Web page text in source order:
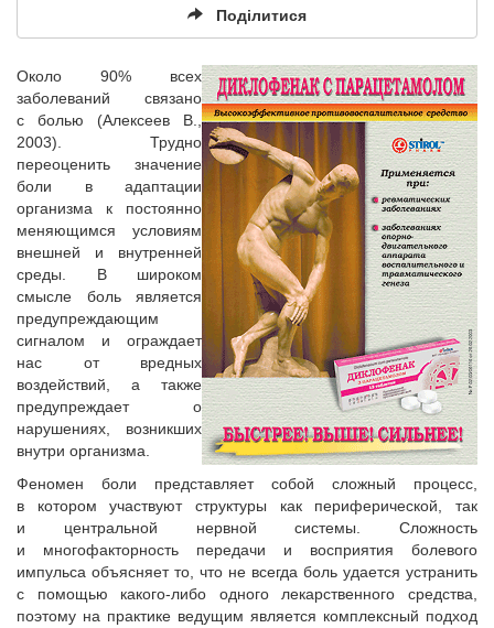
Поділитися
Около 90% всех
заболеваний связано
с болью (Алексеев В.,
2003). Трудно
переоценить значение
боли в адаптации
организма к постоянно
меняющимся условиям
внешней и внутренней
среды. В широком
смысле боль является
предупреждающим
сигналом и ограждает
нас от вредных
воздействий, а также
предупреждает о
нарушениях, возникших
внутри организма.
Феномен боли представляет собой сложный процесс,
в котором участвуют структуры как периферической, так
и центральной нервной системы. Сложность
и многофакторность передачи и восприятия болевого
импульса объясняет то, что не всегда боль удается устранить
с помощью какого-либо одного лекарственного средства,
поэтому на практике ведущим является комплексный подход